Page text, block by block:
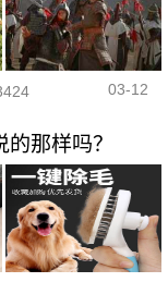
03-12
那样吗？